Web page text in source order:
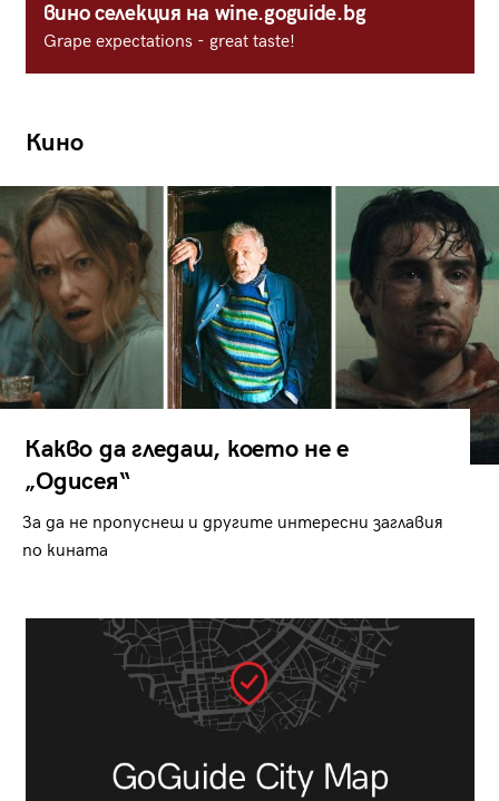
вино селекция на wine.goguide.bg
Grape expectations - great taste!
Кино
Какво да гледаш, което не е
„Одисея“
За да не пропуснеш и другите интересни заглавия
по кината